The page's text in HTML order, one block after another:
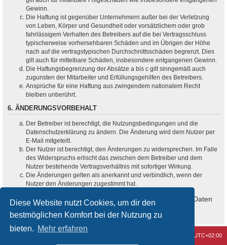
Diese Website nutzt Cookies, um dir den
bestmöglichen Komfort bei der Nutzung zu
bieten. Mehr erfahren
Gewinn.
Die Haftung ist gegenüber Unternehmern außer bei der Verletzung
von Leben, Körper und Gesundheit oder vorsätzlichem oder grob
fahrlässigem Verhalten des Betreibers auf die bei Vertragsschluss
typischerweise vorhersehbaren Schäden und im Übrigen der Höhe
nach auf die vertragstypischen Durchschnittsschäden begrenzt. Dies
gilt auch für mittelbare Schäden, insbesondere entgangenen Gewinn.
Die Haftungsbegrenzung der Absätze a bis c gilt sinngemäß auch
zugunsten der Mitarbeiter und Erfüllungsgehilfen des Betreibers.
Ansprüche für eine Haftung aus zwingendem nationalem Recht
bleiben unberührt.
6. ÄNDERUNGSVORBEHALT
Der Betreiber ist berechtigt, die Nutzungsbedingungen und die
Datenschutzerklärung zu ändern. Die Änderung wird dem Nutzer per
E-Mail mitgeteilt.
Der Nutzer ist berechtigt, den Änderungen zu widersprechen. Im Falle
des Widerspruchs erlischt das zwischen dem Betreiber und dem
Nutzer bestehende Vertragsverhältnis mit sofortiger Wirkung.
Die Änderungen gelten als anerkannt und verbindlich, wenn der
Nutzer den Änderungen zugestimmt hat.
Informationen über den Umgang mit deinen persönlichen Daten
sind in der Datenschutzerklärung enthalten.
UTC+02:00